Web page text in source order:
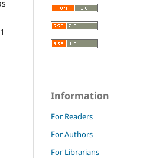
Information
For Readers
For Authors
For Librarians